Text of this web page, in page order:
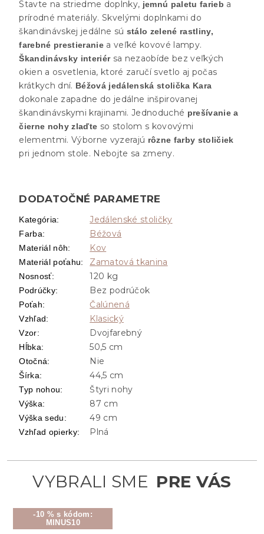
-10 % s kódom:
MINUS10
Stavte na striedme doplnky, jemnú paletu farieb a
prírodné materiály. Skvelými doplnkami do
škandinávskej jedálne sú stálo zelené rastliny,
farebné prestieraniea veľké kovové lampy.
Škandinávsky interiérsa nezaobíde bez veľkých
okien a osvetlenia, ktoré zaručí svetlo aj počas
krátkych dní. Béžová jedálenská stolička Kara
dokonale zapadne do jedálne inšpirovanej
škandinávskymi krajinami. Jednoduché prešívanie a
čierne nohy zlaďte so stolom s kovovými
elementmi. Výborne vyzerajú rôzne farby stoličiek
pri jednom stole. Nebojte sa zmeny.
DODATOČNÉ PARAMETRE
Kategória: Jedálenské stoličky
Farba: Béžová
Materiál nôh: Kov
Materiál poťahu: Zamatová tkanina
Nosnosť: 120 kg
Podrúčky: Bez podrúčok
Poťah: Čalúnená
Vzhľad: Klasický
Vzor: Dvojfarebný
Hĺbka: 50,5 cm
Otočná: Nie
Šírka: 44,5 cm
Typ nohou: Štyri nohy
Výška: 87 cm
Výška sedu: 49 cm
Vzhľad opierky: Plná